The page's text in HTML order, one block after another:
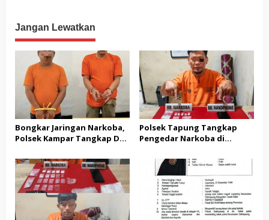
Jangan Lewatkan
Bongkar Jaringan Narkoba,
Polsek Kampar Tangkap Dua
dan Pil Ekstasi
Polsek Tapung Tangkap
Pengedar Narkoba di
Gram Sabu-sabu